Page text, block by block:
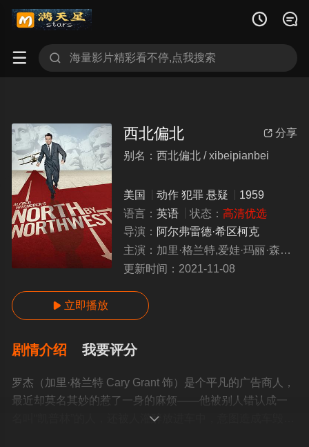
 
 
 分享
西北偏北
别名：西北偏北 / xibeipianbei
美国 动作 犯罪 悬疑
1959
语言： 英语 状态： 高清优选
导演： 阿尔弗雷德·希区柯克
主演： 加里·格兰特,爱娃·玛丽·森特,詹姆斯·梅森,洁茜·罗伊丝·兰迪斯
更新时间： 2021-11-08
 立即播放
剧情介绍 我要评分
罗杰（加里·格兰特 Cary Grant 饰）是个平凡的广告商人，
最近却莫名其妙的惹了一身的麻烦——他被别人错认成一
名叫“凯普林”的人，还被人灌醉放进车中，意图造成车毁人
